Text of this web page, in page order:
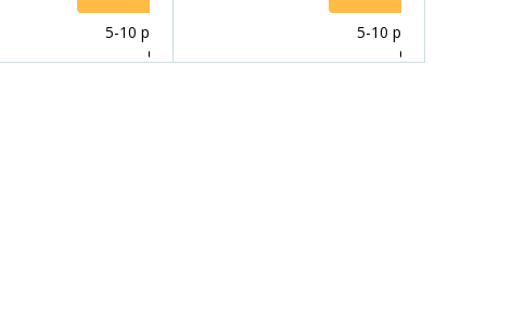
5-10 prac.
dnů
5-10 prac.
dnů